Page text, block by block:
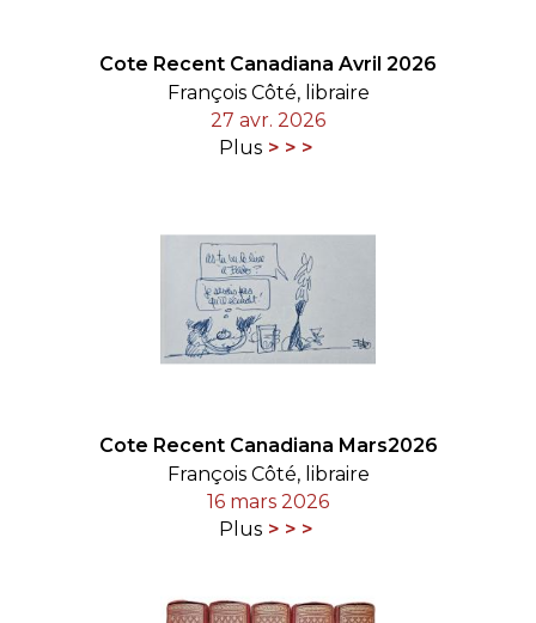
Cote Recent Canadiana Avril 2026
François Côté, libraire
27 avr. 2026
Plus
Cote Recent Canadiana Mars2026
François Côté, libraire
16 mars 2026
Plus